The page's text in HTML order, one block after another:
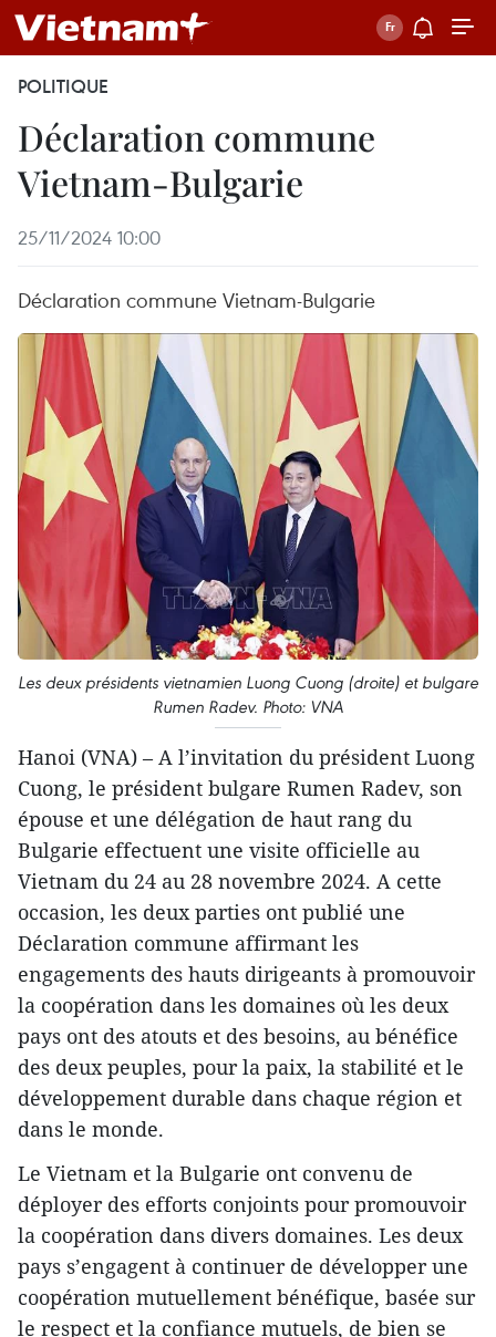
POLITIQUE
Déclaration commune
Vietnam-Bulgarie
25/11/2024 10:00
Déclaration commune Vietnam-Bulgarie
Les deux présidents vietnamien Luong Cuong (droite) et bulgare
Rumen Radev. Photo: VNA
Hanoi (VNA) – A l’invitation du président Luong
Cuong, le président bulgare Rumen Radev, son
épouse et une délégation de haut rang du
Bulgarie effectuent une visite officielle au
Vietnam du 24 au 28 novembre 2024. A cette
occasion, les deux parties ont publié une
Déclaration commune affirmant les
engagements des hauts dirigeants à promouvoir
la coopération dans les domaines où les deux
pays ont des atouts et des besoins, au bénéfice
des deux peuples, pour la paix, la stabilité et le
développement durable dans chaque région et
dans le monde.
Le Vietnam et la Bulgarie ont convenu de
déployer des efforts conjoints pour promouvoir
la coopération dans divers domaines. Les deux
pays s’engagent à continuer de développer une
coopération mutuellement bénéfique, basée sur
le respect et la confiance mutuels, de bien se